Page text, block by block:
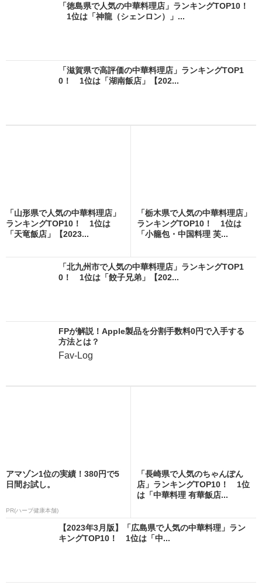
「徳島県で人気の中華料理店」ランキングTOP10！
1位は「神龍（シェンロン）」...
「滋賀県で高評価の中華料理店」ランキングTOP1
0！ 1位は「湖南飯店」【202...
「山形県で人気の中華料理店」
ランキングTOP10！ 1位は
「天竜飯店」【2023...
「栃木県で人気の中華料理店」
ランキングTOP10！ 1位は
「小籠包・中国料理 芙...
「北九州市で人気の中華料理店」ランキングTOP1
0！ 1位は「餃子兄弟」【202...
FPが解説！Apple製品を分割手数料0円で入手する
方法とは？
Fav-Log
アマゾン1位の実績！380円で5
日間お試し。
PR(ハーブ健康本舗)
「長崎県で人気のちゃんぽん
店」ランキングTOP10！ 1位
は「中華料理 有華飯店...
【2023年3月版】「広島県で人気の中華料理」ラン
キングTOP10！ 1位は「中...